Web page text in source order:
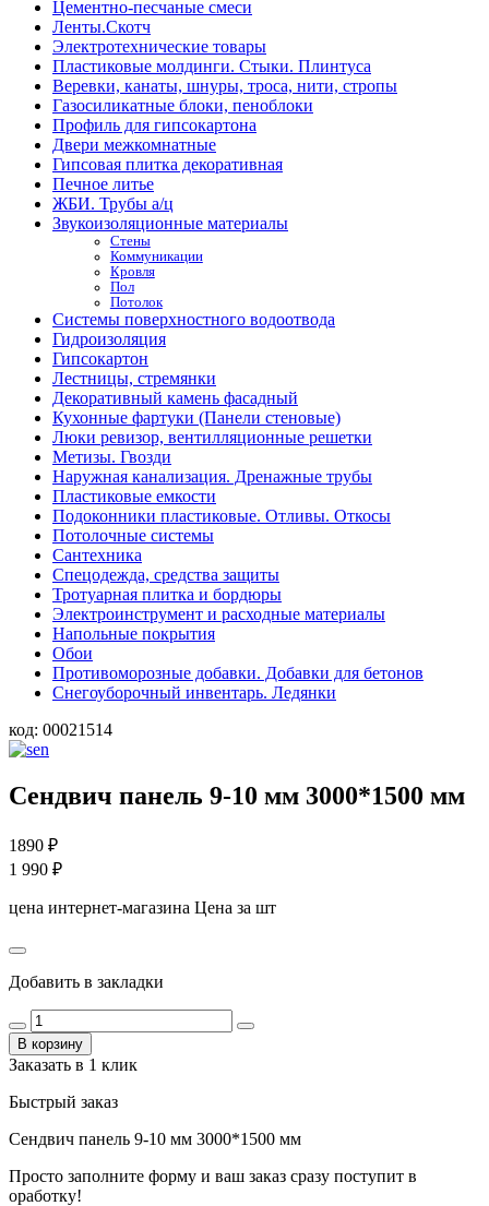
Цементно-песчаные смеси
Ленты.Скотч
Электротехнические товары
Пластиковые молдинги. Стыки. Плинтуса
Веревки, канаты, шнуры, троса, нити, стропы
Газосиликатные блоки, пеноблоки
Профиль для гипсокартона
Двери межкомнатные
Гипсовая плитка декоративная
Печное литье
ЖБИ. Трубы а/ц
Звукоизоляционные материалы
Стены
Коммуникации
Кровля
Пол
Потолок
Системы поверхностного водоотвода
Гидроизоляция
Гипсокартон
Лестницы, стремянки
Декоративный камень фасадный
Кухонные фартуки (Панели стеновые)
Люки ревизор, вентилляционные решетки
Метизы. Гвозди
Наружная канализация. Дренажные трубы
Пластиковые емкости
Подоконники пластиковые. Отливы. Откосы
Потолочные системы
Сантехника
Спецодежда, средства защиты
Тротуарная плитка и бордюры
Электроинструмент и расходные материалы
Напольные покрытия
Обои
Противоморозные добавки. Добавки для бетонов
Снегоуборочный инвентарь. Ледянки
код: 00021514
Сендвич панель 9-10 мм 3000*1500 мм
1890 ₽
1 990 ₽
цена интернет-магазина Цена за шт
Добавить в закладки
В корзину
Заказать в 1 клик
Быстрый заказ
Сендвич панель 9-10 мм 3000*1500 мм
Просто заполните форму и ваш заказ сразу поступит в
оработку!